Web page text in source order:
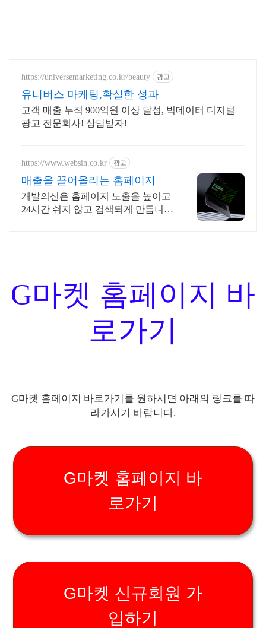
https://universemarketing.co.kr/beauty 광고
유니버스 마케팅,확실한 성과
고객 매출 누적 900억원 이상 달성, 빅데이터 디지털
광고 전문회사! 상담받자!
https://www.websin.co.kr 광고
매출을 끌어올리는 홈페이지
개발의신은 홈페이지 노출을 높이고
24시간 쉬지 않고 검색되게 만듭니
G마켓 홈페이지 바
로가기
G마켓 홈페이지 바로가기를 원하시면 아래의 링크를 따
라가시기 바랍니다.
G마켓 홈페이지 바
로가기
G마켓 신규회원 가
입하기